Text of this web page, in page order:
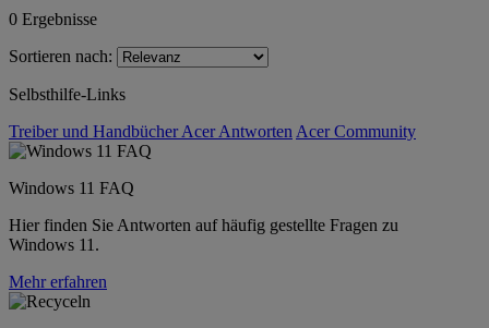
0 Ergebnisse
Sortieren nach:
Selbsthilfe-Links
Treiber und HandbücherAcer Antworten Acer Community
Windows 11 FAQ
Hier finden Sie Antworten auf häufig gestellte Fragen zu
Windows 11.
Mehr erfahren